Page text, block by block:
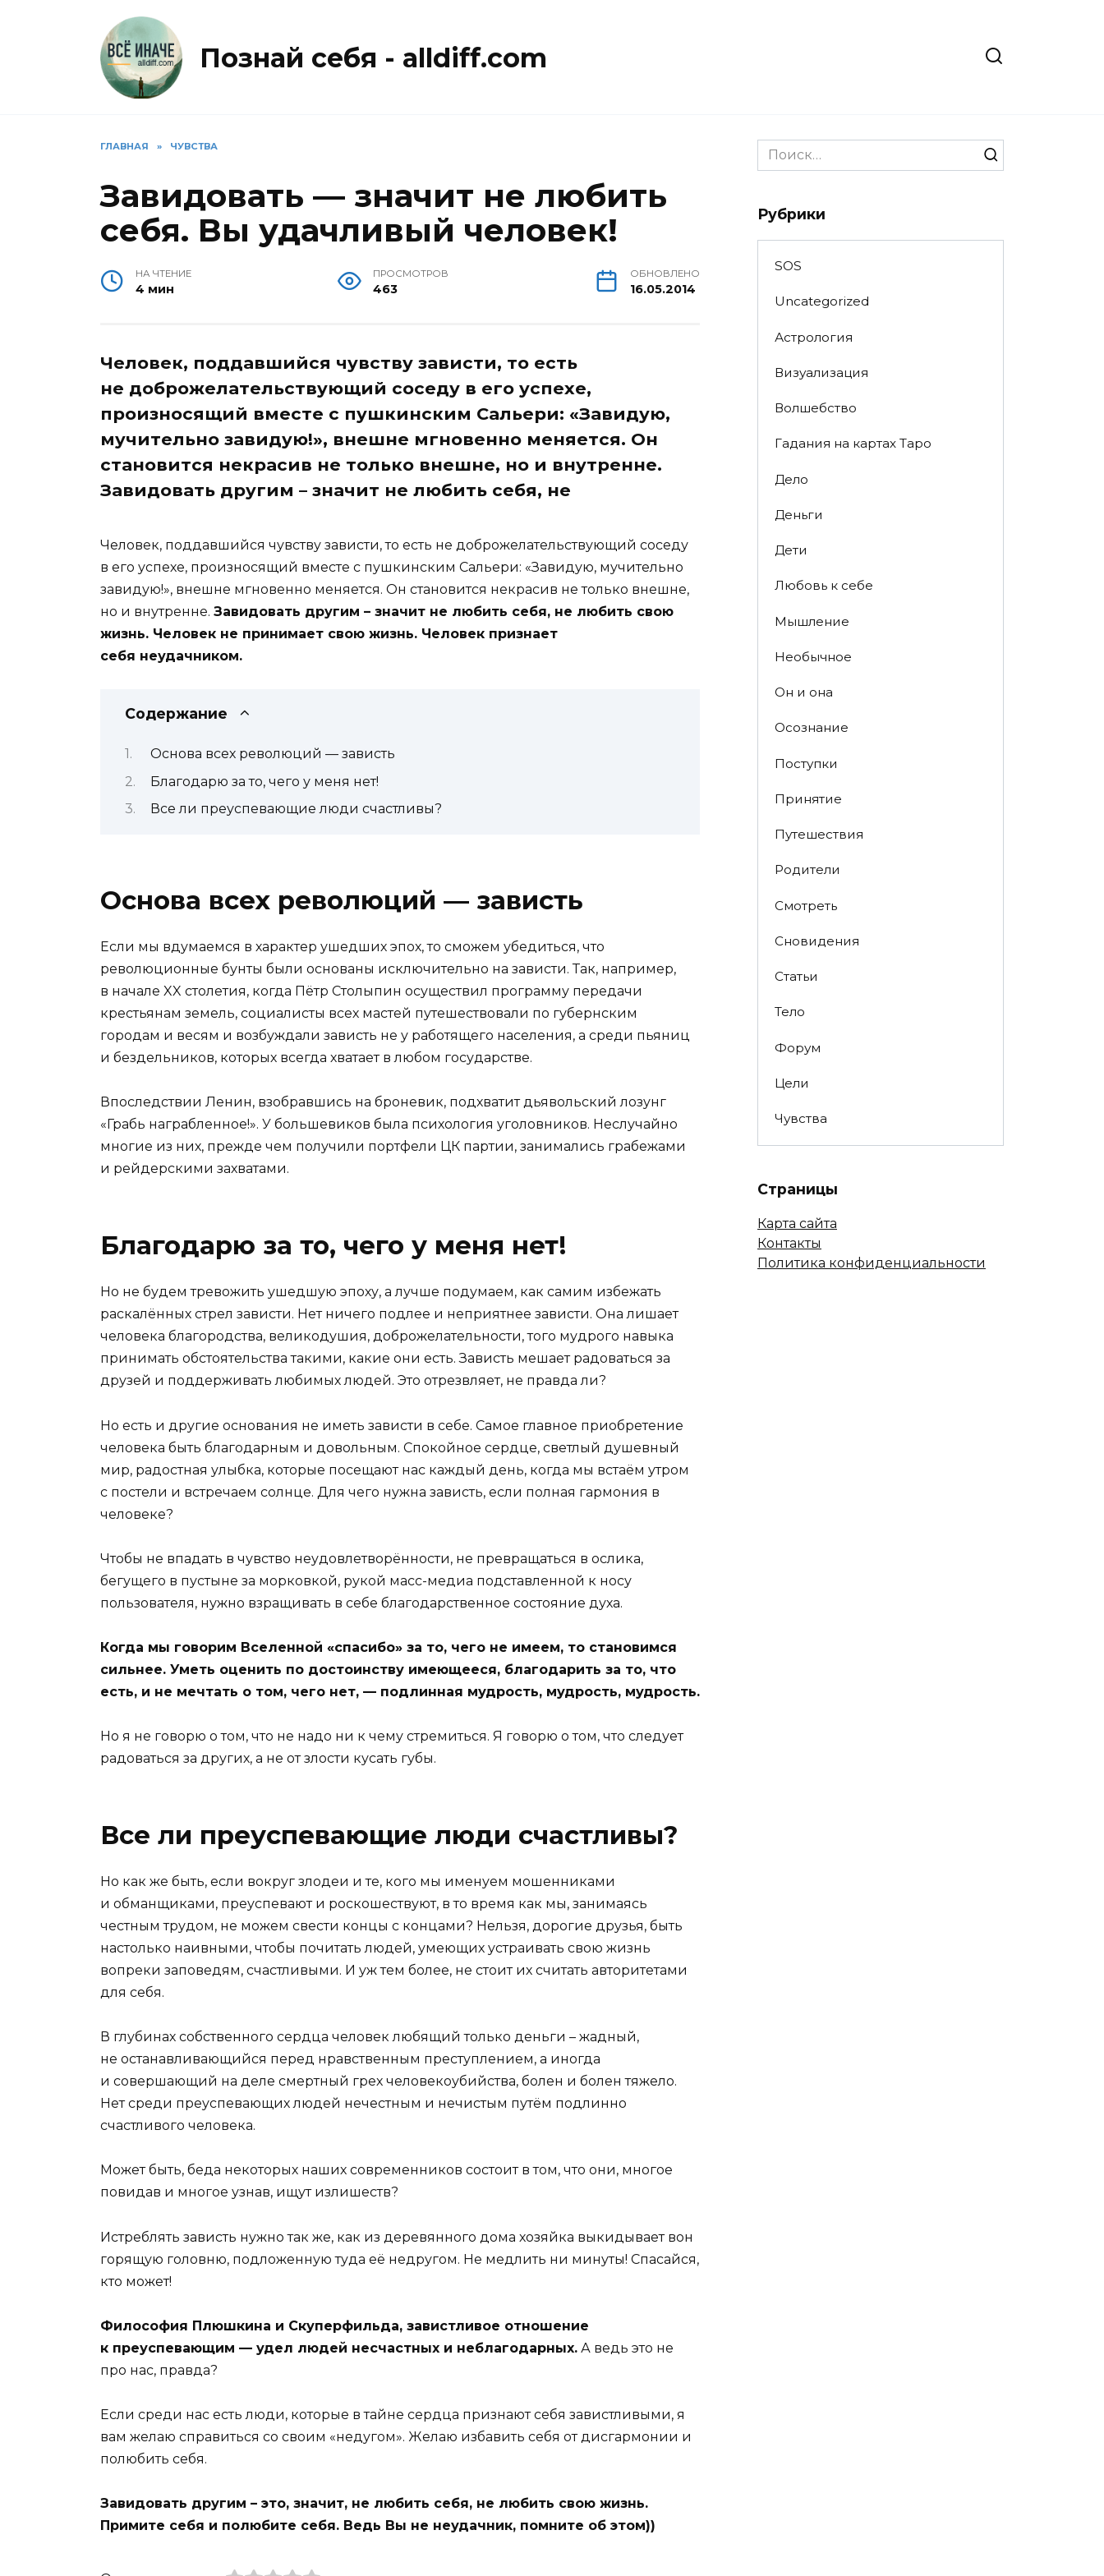
Познай себя - alldiff.com
ГЛАВНАЯ » ЧУВСТВА
Завидовать — значит не любить
себя. Вы удачливый человек!
НА ЧТЕНИЕ
4 мин
ПРОСМОТРОВ
463
ОБНОВЛЕНО
16.05.2014
Человек, поддавшийся чувству зависти, то есть
не доброжелательствующий соседу в его успехе,
произносящий вместе с пушкинским Сальери: «Завидую,
мучительно завидую!», внешне мгновенно меняется. Он
становится некрасив не только внешне, но и внутренне.
Завидовать другим – значит не любить себя, не
Человек, поддавшийся чувству зависти, то есть не доброжелательствующий соседу
в его успехе, произносящий вместе с пушкинским Сальери: «Завидую, мучительно
завидую!», внешне мгновенно меняется. Он становится некрасив не только внешне,
но и внутренне. Завидовать другим – значит не любить себя, не любить свою
жизнь. Человек не принимает свою жизнь. Человек признает
себя неудачником.
Содержание
Основа всех революций — зависть
Благодарю за то, чего у меня нет!
Все ли преуспевающие люди счастливы?
Основа всех революций — зависть
Если мы вдумаемся в характер ушедших эпох, то сможем убедиться, что
революционные бунты были основаны исключительно на зависти. Так, например,
в начале XX столетия, когда Пётр Столыпин осуществил программу передачи
крестьянам земель, социалисты всех мастей путешествовали по губернским
городам и весям и возбуждали зависть не у работящего населения, а среди пьяниц
и бездельников, которых всегда хватает в любом государстве.
Впоследствии Ленин, взобравшись на броневик, подхватит дьявольский лозунг
«Грабь награбленное!». У большевиков была психология уголовников. Неслучайно
многие из них, прежде чем получили портфели ЦК партии, занимались грабежами
и рейдерскими захватами.
Благодарю за то, чего у меня нет!
Но не будем тревожить ушедшую эпоху, а лучше подумаем, как самим избежать
раскалённых стрел зависти. Нет ничего подлее и неприятнее зависти. Она лишает
человека благородства, великодушия, доброжелательности, того мудрого навыка
принимать обстоятельства такими, какие они есть. Зависть мешает радоваться за
друзей и поддерживать любимых людей. Это отрезвляет, не правда ли?
Но есть и другие основания не иметь зависти в себе. Самое главное приобретение
человека быть благодарным и довольным. Спокойное сердце, светлый душевный
мир, радостная улыбка, которые посещают нас каждый день, когда мы встаём утром
с постели и встречаем солнце. Для чего нужна зависть, если полная гармония в
человеке?
Чтобы не впадать в чувство неудовлетворённости, не превращаться в ослика,
бегущего в пустыне за морковкой, рукой масс-медиа подставленной к носу
пользователя, нужно взращивать в себе благодарственное состояние духа.
Когда мы говорим Вселенной «спасибо» за то, чего не имеем, то становимся
сильнее. Уметь оценить по достоинству имеющееся, благодарить за то, что
есть, и не мечтать о том, чего нет, — подлинная мудрость, мудрость, мудрость.
Но я не говорю о том, что не надо ни к чему стремиться. Я говорю о том, что следует
радоваться за других, а не от злости кусать губы.
Все ли преуспевающие люди счастливы?
Но как же быть, если вокруг злодеи и те, кого мы именуем мошенниками
и обманщиками, преуспевают и роскошествуют, в то время как мы, занимаясь
честным трудом, не можем свести концы с концами? Нельзя, дорогие друзья, быть
настолько наивными, чтобы почитать людей, умеющих устраивать свою жизнь
вопреки заповедям, счастливыми. И уж тем более, не стоит их считать авторитетами
для себя.
В глубинах собственного сердца человек любящий только деньги – жадный,
не останавливающийся перед нравственным преступлением, а иногда
и совершающий на деле смертный грех человекоубийства, болен и болен тяжело.
Нет среди преуспевающих людей нечестным и нечистым путём подлинно
счастливого человека.
Может быть, беда некоторых наших современников состоит в том, что они, многое
повидав и многое узнав, ищут излишеств?
Истреблять зависть нужно так же, как из деревянного дома хозяйка выкидывает вон
горящую головню, подложенную туда её недругом. Не медлить ни минуты! Спасайся,
кто может!
Философия Плюшкина и Скуперфильда, завистливое отношение
к преуспевающим — удел людей несчастных и неблагодарных. А ведь это не
про нас, правда?
Если среди нас есть люди, которые в тайне сердца признают себя завистливыми, я
вам желаю справиться со своим «недугом». Желаю избавить себя от дисгармонии и
полюбить себя.
Завидовать другим – это, значит, не любить себя, не любить свою жизнь.
Примите себя и полюбите себя. Ведь Вы не неудачник, помните об этом))
Search
for:
Рубрики
SOS
Uncategorized
Астрология
Визуализация
Волшебство
Гадания на картах Таро
Дело
Деньги
Дети
Любовь к себе
Мышление
Необычное
Он и она
Осознание
Поступки
Принятие
Путешествия
Родители
Смотреть
Сновидения
Статьи
Тело
Форум
Цели
Чувства
Страницы
Карта сайта
Контакты
Политика конфиденциальности